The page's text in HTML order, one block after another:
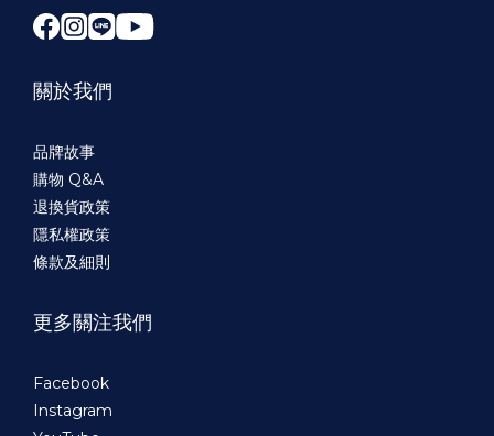
關於我們
品牌故事
購物 Q&A
退換貨政策
隱私權政策
條款及細則
更多關注我們
Facebook
Instagram